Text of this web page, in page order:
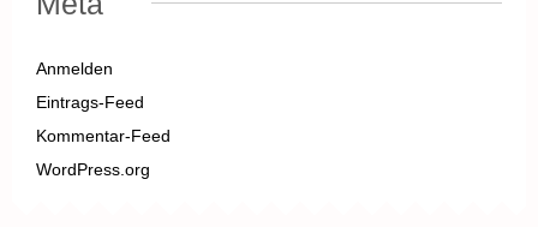
Anmelden
Eintrags-Feed
Kommentar-Feed
WordPress.org